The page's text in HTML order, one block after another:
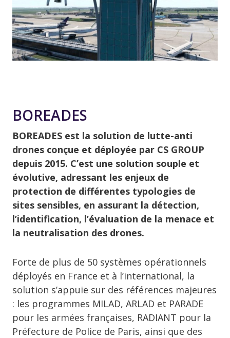
BOREADES
BOREADES est la solution de lutte-anti
drones conçue et déployée par CS GROUP
depuis 2015. C’est une solution souple et
évolutive, adressant les enjeux de
protection de différentes typologies de
sites sensibles, en assurant la détection,
l’identification, l’évaluation de la menace et
la neutralisation des drones.
Forte de plus de 50 systèmes opérationnels
déployés en France et à l’international, la
solution s’appuie sur des références majeures
: les programmes MILAD, ARLAD et PARADE
pour les armées françaises, RADIANT pour la
Préfecture de Police de Paris, ainsi que des